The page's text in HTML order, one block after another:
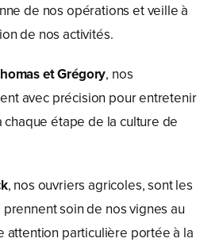
de nos opérations et veille à
de nos activités.
et Grégory, nos
avec précision pour entretenir
étape de la culture de
, nos ouvriers agricoles, sont les
soin de nos vignes au
attention particulière portée à la